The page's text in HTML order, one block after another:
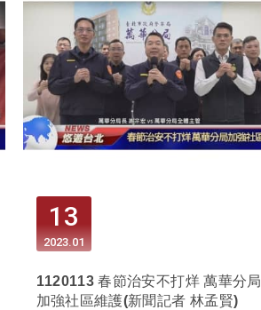
13
01
2023
1120113 春節治安不打烊 萬華分局
加強社區維護(新聞記者 林孟賢)